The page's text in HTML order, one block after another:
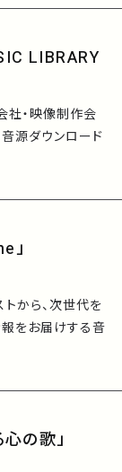
LIBRARY
社・映像制作会
源ダウンロード
」
から、次世代を
報をお届けする音
の歌」